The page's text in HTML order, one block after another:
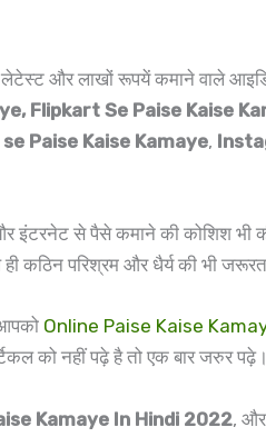
और लाखों रूपयें कमाने वाले
Flipkart Se Paise Kaise
Paise Kaise Kamaye,
इंटरनेट से पैसे कमाने की कोशिश
कठिन परिश्रम और धैर्य की भी जरूरत
आपको Online Paise Kaise
को नहीं पढ़े है तो एक बार जरुर पढ़े।
Kamaye In Hindi 2022,